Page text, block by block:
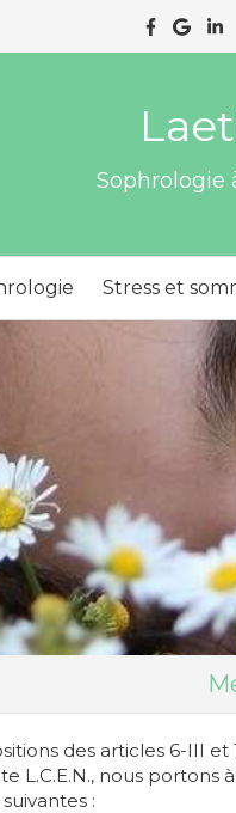
Sophrologie
Stress et
des articles 6-III et
L.C.E.N., nous portons
: